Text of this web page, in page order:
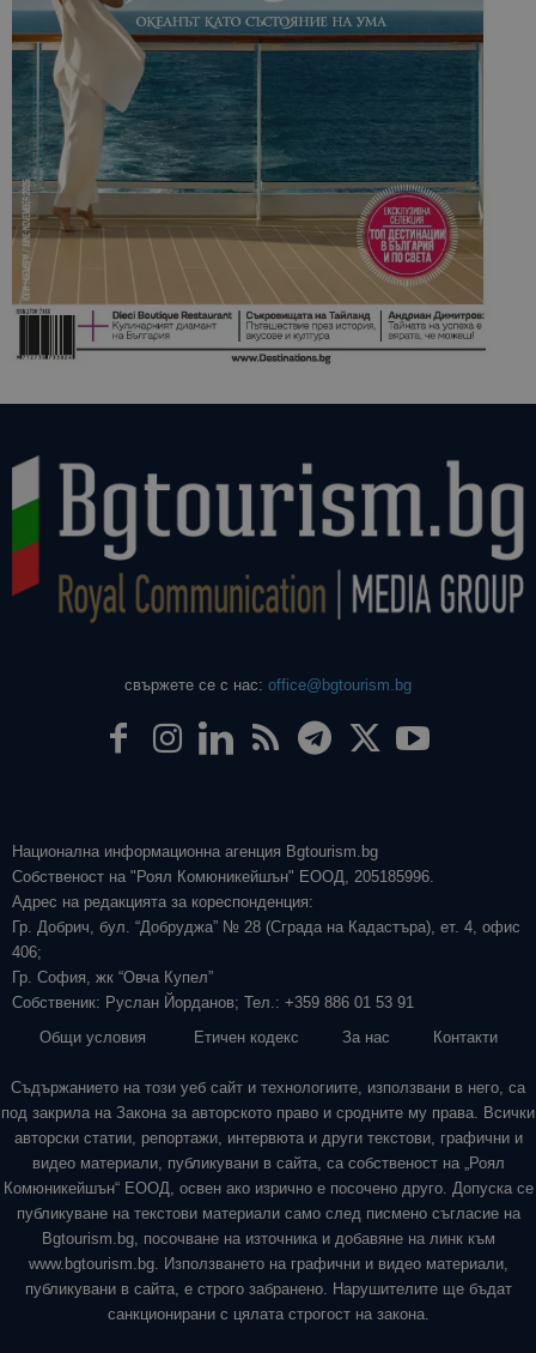
свържете се с нас: office@bgtourism.bg
Национална информационна агенция Bgtourism.bg
Собственост на "Роял Комюникейшън" ЕООД, 205185996.
Адрес на редакцията за кореспонденция:
Гр. Добрич, бул. “Добруджа” № 28 (Сграда на Кадастъра), ет. 4, офис
406;
Гр. София, жк “Овча Купел”
Собственик: Руслан Йорданов; Тел.: +359 886 01 53 91
Общи условия
Етичен кодекс За нас Контакти
Съдържанието на този уеб сайт и технологиите, използвани в него, са
под закрила на Закона за авторското право и сродните му права. Всички
авторски статии, репортажи, интервюта и други текстови, графични и
видео материали, публикувани в сайта, са собственост на „Роял
Комюникейшън“ ЕООД, освен ако изрично е посочено друго. Допуска се
публикуване на текстови материали само след писмено съгласие на
Bgtourism.bg, посочване на източника и добавяне на линк към
www.bgtourism.bg. Използването на графични и видео материали,
публикувани в сайта, е строго забранено. Нарушителите ще бъдат
санкционирани с цялата строгост на закона.